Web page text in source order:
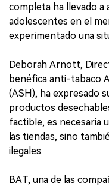
completa ha llevado a
adolescentes en el
experimentado una
Deborah Arnott,
benéfica anti-tabaco
(ASH), ha expresado
productos
factible, es necesaria
las tiendas, sino
ilegales.
BAT, una de las